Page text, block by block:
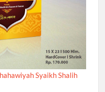
Syaikh Shalih